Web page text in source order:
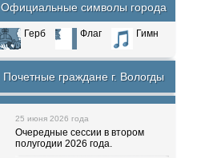
Официальные символы города
Герб Флаг Гимн
Почетные граждане г. Вологды
25 июня 2026 года
Очередные сессии в втором
полугодии 2026 года.